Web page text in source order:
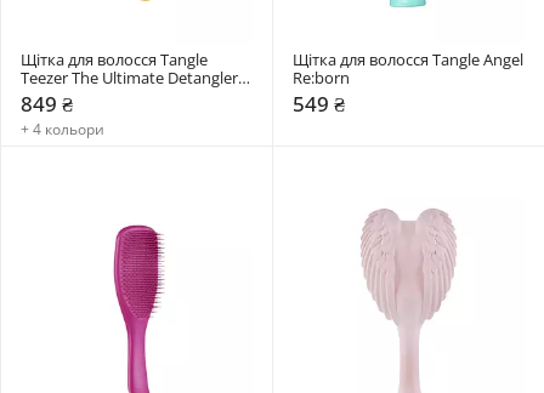
Щітка для волосся Tangle
Teezer The Ultimate Detangler
Large
849 ₴
+ 4 кольори
Щітка для волосся Tangle Angel
Re:born
549 ₴